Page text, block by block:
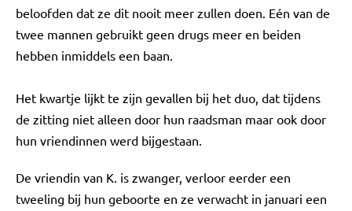
beloofden dat ze dit nooit meer zullen doen. Eén van de
twee mannen gebruikt geen drugs meer en beiden
hebben inmiddels een baan.
Het kwartje lijkt te zijn gevallen bij het duo, dat tijdens
de zitting niet alleen door hun raadsman maar ook door
hun vriendinnen werd bijgestaan.
De vriendin van K. is zwanger, verloor eerder een
tweeling bij hun geboorte en ze verwacht in januari een